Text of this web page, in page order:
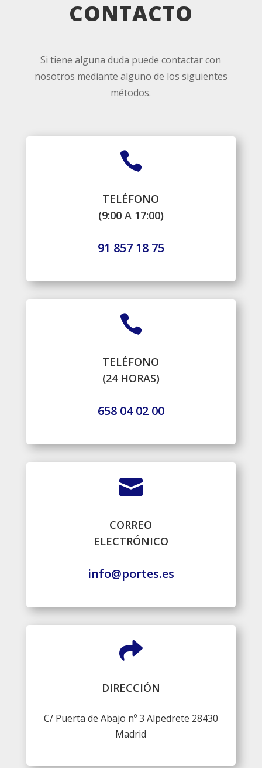
CONTACTO
Si tiene alguna duda puede contactar con
nosotros mediante alguno de los siguientes
métodos.

TELÉFONO
(9:00 A 17:00)
91 857 18 75

TELÉFONO
(24 HORAS)
658 04 02 00

CORREO
ELECTRÓNICO
info@portes.es

DIRECCIÓN
C/ Puerta de Abajo nº 3 Alpedrete 28430
Madrid